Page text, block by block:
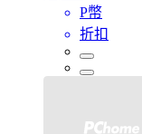
P幣
折扣